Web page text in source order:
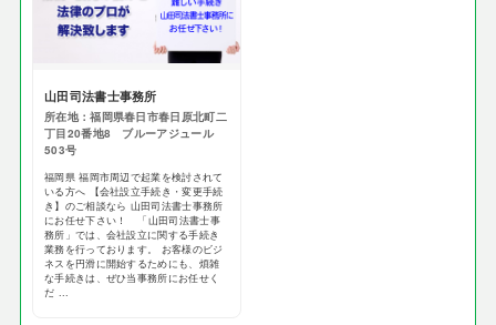
山田司法書士事務所
所在地：福岡県春日市春日原北町二
丁目20番地8 ブルーアジュール
503号
福岡県 福岡市周辺で起業を検討されて
いる方へ 【会社設立手続き・変更手続
き】のご相談なら 山田司法書士事務所
にお任せ下さい！ 「山田司法書士事
務所」では、会社設立に関する手続き
業務を行っております。 お客様のビジ
ネスを円滑に開始するためにも、煩雑
な手続きは、ぜひ当事務所にお任せく
だ ...